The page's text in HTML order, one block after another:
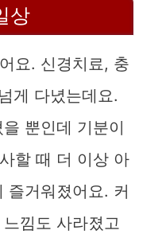
상
요. 신경치료, 충
게 다녔는데요.
뿐인데 기분이
할 때 더 이상 아
즐거워졌어요. 커
낌도 사라졌고